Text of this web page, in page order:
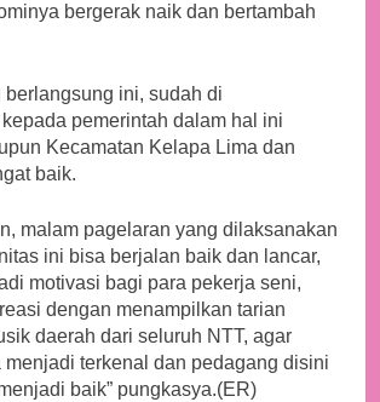
bergerak naik dan bertambah
berlangsung ini, sudah di
pemerintah dalam hal ini
Kecamatan Kelapa Lima dan
baik.
malam pagelaran yang dilaksanakan
ini bisa berjalan baik dan lancar,
motivasi bagi para pekerja seni,
dengan menampilkan tarian
daerah dari seluruh NTT, agar
menjadi terkenal dan pedagang disini
baik” pungkasya.(ER)